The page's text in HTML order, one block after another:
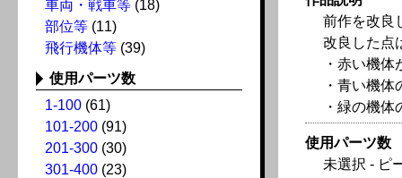
車両・戦車等 (18)
部位等 (11)
飛行機体等 (39)
使用パーツ数
1-100 (61)
101-200 (91)
201-300 (30)
301-400 (23)
前作を改良
改良した点
・赤い機
・青い機
・緑の機
使用パーツ数
未選択 - ピ